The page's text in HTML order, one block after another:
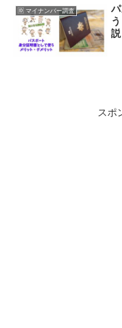
🆔 マイナンバー調査
スポ